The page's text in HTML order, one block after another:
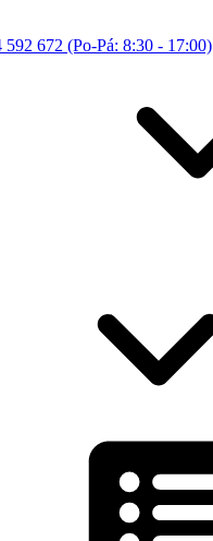
592 672 (Po-Pá: 8:30 - 17:00)